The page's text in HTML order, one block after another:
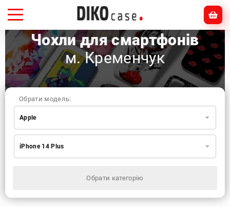
Чохли для смартфонів
м. Кременчук
Обрати категорію
Обрати модель:
Apple
Xiaomi
Apple
Huawei
Realme
TECNO
iPhone 14 Plus